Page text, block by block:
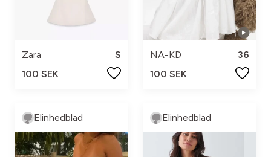
Zara
S
100 SEK
NA-KD
36
100 SEK
Elinhedblad Elinhedblad